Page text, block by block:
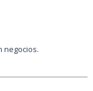
negocios.